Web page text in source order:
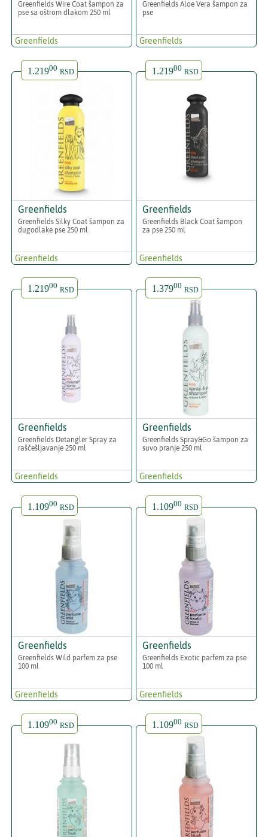
Greenfields Wire Coat šampon za
pse sa oštrom dlakom 250 ml
Greenfields
Greenfields Aloe Vera šampon za
pse
Greenfields
1.21900 RSD
Greenfields
Greenfields Silky Coat šampon za
dugodlake pse 250 ml
Greenfields
1.21900 RSD
Greenfields
Greenfields Black Coat šampon
za pse 250 ml
Greenfields
1.21900 RSD
Greenfields
Greenfields Detangler Spray za
raščešljavanje 250 ml
Greenfields
1.37900 RSD
Greenfields
Greenfields Spray&Go šampon za
suvo pranje 250 ml
Greenfields
1.10900 RSD
Greenfields
Greenfields Wild parfem za pse
100 ml
Greenfields
1.10900 RSD
Greenfields
Greenfields Exotic parfem za pse
100 ml
Greenfields
1.10900 RSD 1.10900 RSD